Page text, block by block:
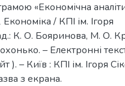
«Економічна
/ КПІ ім. Ігоря
К. О. Бояринова, М. О.
– Електронні
). – Київ : КПІ ім. Ігоря
з екрана.